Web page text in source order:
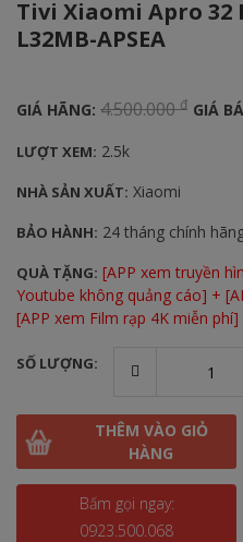
Tivi Xiaomi Apro 32
L32MB-APSEA
GIÁ HÃNG: 4.500.000đ GIÁ
LƯỢT XEM: 2.5k
NHÀ SẢN XUẤT: Xiaomi
BẢO HÀNH: 24 tháng chính
QUÀ TẶNG: [APP xem truyền
Youtube không quảng cáo] +
[APP xem Film rạp 4K miễn phí]
SỐ LƯỢNG:
THÊM VÀO GIỎ
HÀNG
Bấm gọi ngay:
0923.500.068